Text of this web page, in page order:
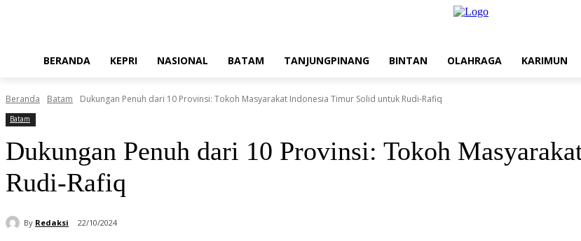
BERANDA KEPRI NASIONAL BATAM TANJUNGPINANG BINTAN OLAHRAGA KARIMUN
Beranda Batam Dukungan Penuh dari 10 Provinsi: Tokoh Masyarakat Indonesia Timur Solid untuk Rudi-Rafiq
Batam
Dukungan Penuh dari 10 Provinsi: Tokoh
Rudi-Rafiq
By Redaksi 22/10/2024